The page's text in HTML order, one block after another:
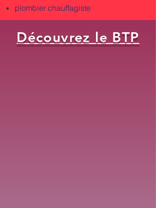
plombier chauffagiste
Découvrez le BTP